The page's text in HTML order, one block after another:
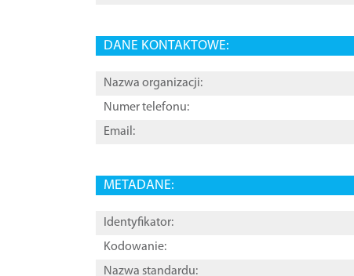
DANE KONTAKTOWE:
Nazwa organizacji:
Numer telefonu:
Email:
METADANE:
Identyfikator:
Kodowanie:
Nazwa standardu: